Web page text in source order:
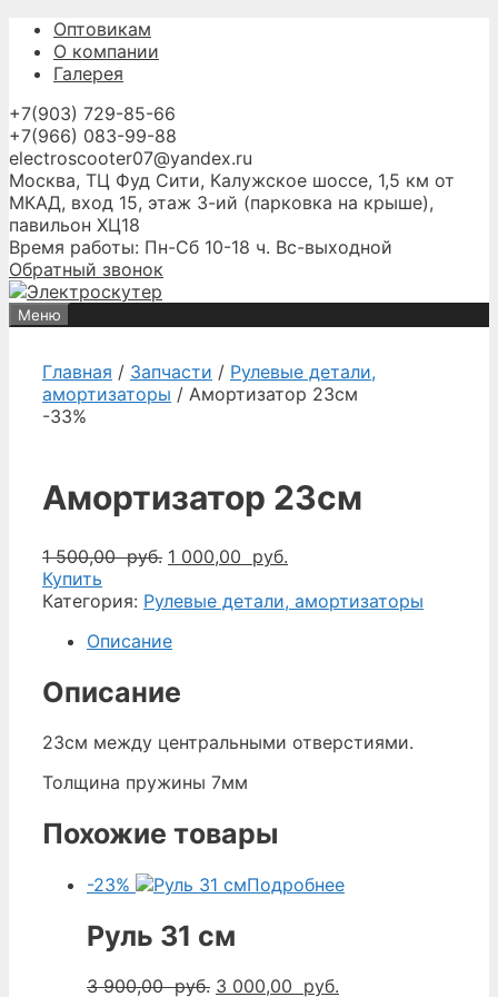
Перейти
содержимому
Оптовикам
О компании
Галерея
+7(903) 729-85-66
+7(966) 083-99-88
electroscooter07@yandex.ru
Москва, ТЦ Фуд Сити, Калужское шоссе, 1,5 км от
МКАД, вход 15, этаж 3-ий (парковка на крыше),
павильон ХЦ18
Время работы: Пн-Сб 10-18 ч. Вс-выходной
Обратный звонок
Меню
Главная / Запчасти / Рулевые детали,
амортизаторы / Амортизатор 23см
-33%
Амортизатор 23см
1 500,00руб. Первоначальная
составляла
500,00
1 000,00 руб.
Купить
Категория: Рулевые детали, амортизаторы
Описание
Описание
23см между центральными отверстиями.
Толщина пружины 7мм
Похожие товары
-23% Подробнее
Руль 31 см
3 900,00руб. Первоначальная
3 000,00 руб.